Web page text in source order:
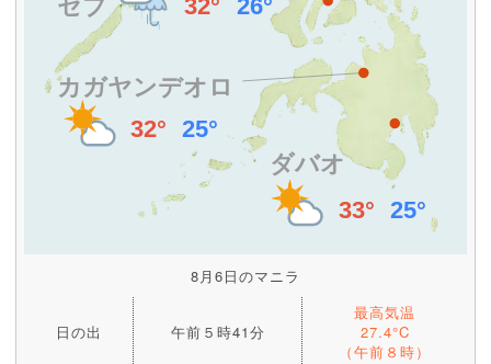
8月6日のマニラ
日の出 午前５時41分
最高気温
27.4°C
（午前８時）